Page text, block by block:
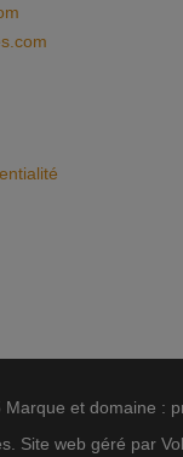
et domaine :
Site web géré par